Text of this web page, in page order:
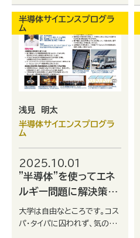
す。大学で研究の基礎を学んで
世界一を目指しましょう！
半導体サイエンスプログラ
ム
浅見 明太
半導体サイエンスプログラ
ム
2025.10.01
”半導体”を使ってエネ
ルギー問題に解決策
を！
大学は自由なところです。コス
パ・タイパに囚われず、気の済